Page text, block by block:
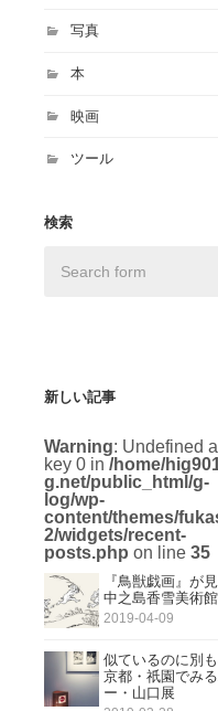
写真
本
映画
ツール
検索
新しい記事
Warning: Undefined
key 0 in /home/
g.net/public_html/g-
log/wp-
content/themes/
2/widgets/recent-
posts.php on line 35
『鳥獣戯画』が
中之島香雪美術
2019-04-09
似ているのに別も
京都・祇園でみ
ー・山口展